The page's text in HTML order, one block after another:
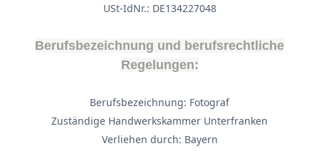
USt-IdNr.: DE134227048
Berufsbezeichnung und berufsrechtliche
Regelungen:
Berufsbezeichnung: Fotograf
Zuständige Handwerkskammer Unterfranken
Verliehen durch: Bayern